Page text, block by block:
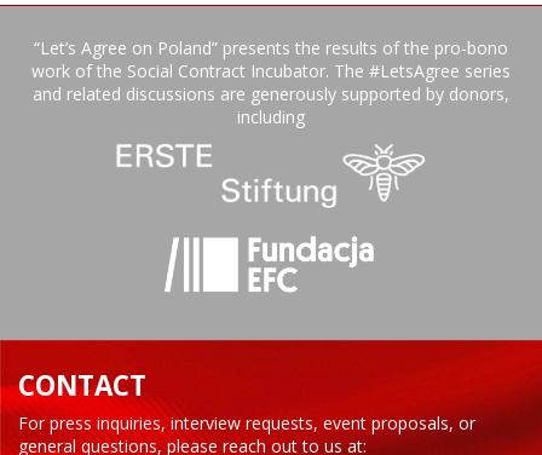
“Let’s Agree on Poland” presents the results of the pro-bono
work of the Social Contract Incubator. The #LetsAgree series
and related discussions are generously supported by donors,
including
CONTACT
For press inquiries, interview requests, event proposals, or
general questions, please reach out to us at: